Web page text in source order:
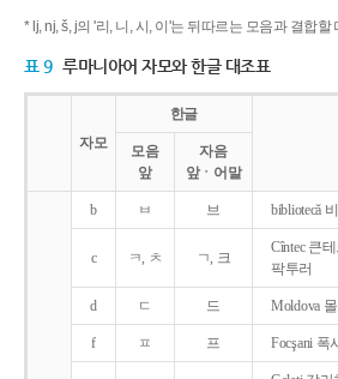
* lj, nj, š, j의 '리, 니, 시, 이'는 뒤따르는 모음과 결합
표 9 루마니아어 자모와 한글 대조표
자모
한글
모음
앞
자음
앞ㆍ어말
b ㅂ 브 bibliotecǎ
c ㅋ, ㅊ ㄱ, 크
Cîntec 큰
팍투러
d ㄷ 드 Moldova
f ㅍ 프 Focşani 폭